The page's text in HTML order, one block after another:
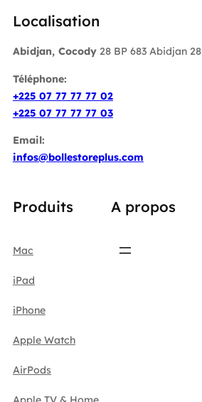
Localisation
Abidjan, Cocody28 BP 683 Abidjan 28
Téléphone:
+225 07 77 77 77 02
+225 07 77 77 77 03
Email:
infos@bollestoreplus.com
Produits
Mac
iPad
iPhone
Apple Watch
AirPods
A propos